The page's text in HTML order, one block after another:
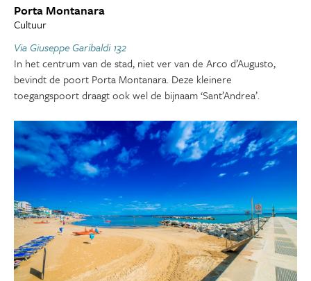
Porta Montanara
Cultuur
Via Giuseppe Garibaldi 132
In het centrum van de stad, niet ver van de Arco d’Augusto,
bevindt de poort Porta Montanara. Deze kleinere
toegangspoort draagt ook wel de bijnaam ‘Sant’Andrea’.